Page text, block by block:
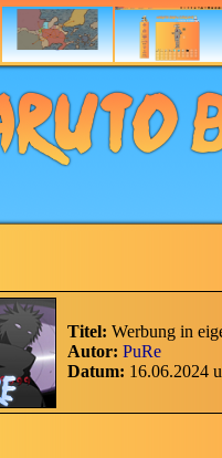
Titel: Werbung in
Autor: PuRe
Datum: 16.06.2024